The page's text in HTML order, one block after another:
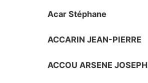
Acar Stéphane
ACCARIN JEAN-PIERRE
ACCOU ARSENE JOSEPH